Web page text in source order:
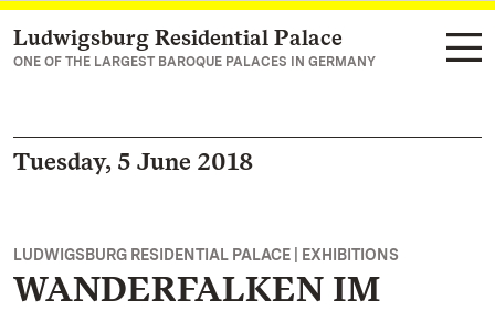
Navigate to main page
Ludwigsburg Residential Palace
ONE OF THE LARGEST BAROQUE PALACES IN GERMANY
Tuesday, 5 June 2018
LUDWIGSBURG RESIDENTIAL PALACE | EXHIBITIONS
WANDERFALKEN IM